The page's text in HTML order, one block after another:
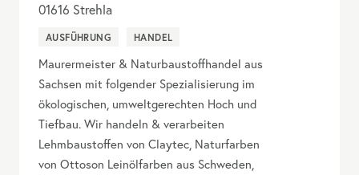
01616 Strehla
AUSFÜHRUNG HANDEL
Maurermeister & Naturbaustoffhandel aus
Sachsen mit folgender Spezialisierung im
ökologischen, umweltgerechten Hoch und
Tiefbau. Wir handeln & verarbeiten
Lehmbaustoffen von Claytec, Naturfarben
von Ottoson Leinölfarben aus Schweden,